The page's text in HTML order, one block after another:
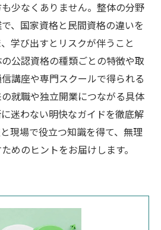
少なくありません。整体の分野
、国家資格と民間資格の違いを
学び出すとリスクが伴うこと
公認資格の種類ごとの特徴や取
講座や専門スクールで得られる
就職や独立開業につながる具体
迷わない明快なガイドを徹底解
現場で役立つ知識を得て、無理
めのヒントをお届けします。